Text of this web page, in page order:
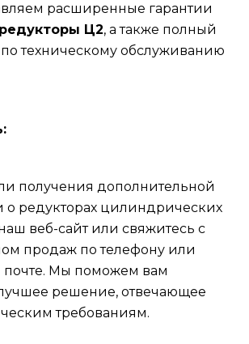
расширенные гарантии
редукторы Ц2, а также полный
по техническому обслуживанию
получения дополнительной
редукторах цилиндрических
веб-сайт или свяжитесь с
продаж по телефону или
почте. Мы поможем вам
решение, отвечающее
требованиям.